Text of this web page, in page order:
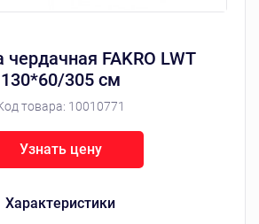
чердачная FAKRO LWT
130*60/305 см
товара: 10010771
Характеристики
Узнать цену